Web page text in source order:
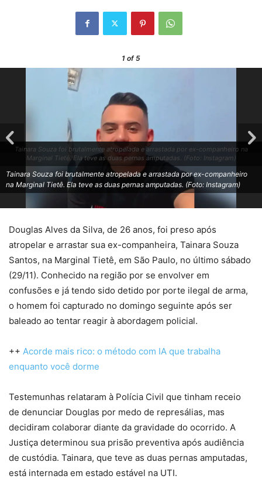
1 of 5
Tainara Souza foi brutalmente atropelada e arrastada por ex-companheiro na
Marginal Tietê. Ela teve as duas pernas amputadas. (Foto: Instagram)
Tainara Souza foi brutalmente atropelada e arrastada por ex-companheiro
na Marginal Tietê. Ela teve as duas pernas amputadas. (Foto: Instagram)
Douglas Alves da Silva, de 26 anos, foi preso após
atropelar e arrastar sua ex-companheira, Tainara Souza
Santos, na Marginal Tietê, em São Paulo, no último sábado
(29/11). Conhecido na região por se envolver em
confusões e já tendo sido detido por porte ilegal de arma,
o homem foi capturado no domingo seguinte após ser
baleado ao tentar reagir à abordagem policial.
++ Acorde mais rico: o método com IA que trabalha
enquanto você dorme
Testemunhas relataram à Polícia Civil que tinham receio
de denunciar Douglas por medo de represálias, mas
decidiram colaborar diante da gravidade do ocorrido. A
Justiça determinou sua prisão preventiva após audiência
de custódia. Tainara, que teve as duas pernas amputadas,
está internada em estado estável na UTI.